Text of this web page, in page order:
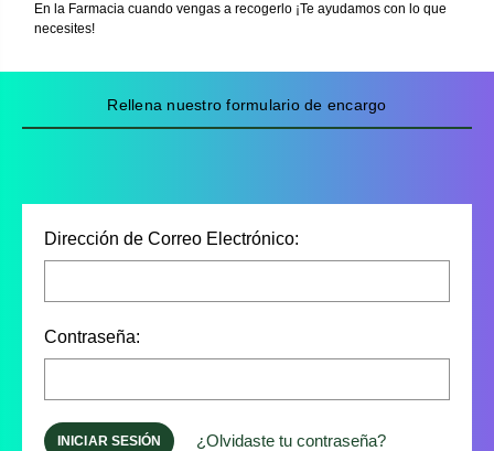
En la Farmacia cuando vengas a recogerlo ¡Te ayudamos con lo que
necesites!
Rellena nuestro formulario de encargo
Dirección de Correo Electrónico:
Contraseña:
¿Olvidaste tu contraseña?